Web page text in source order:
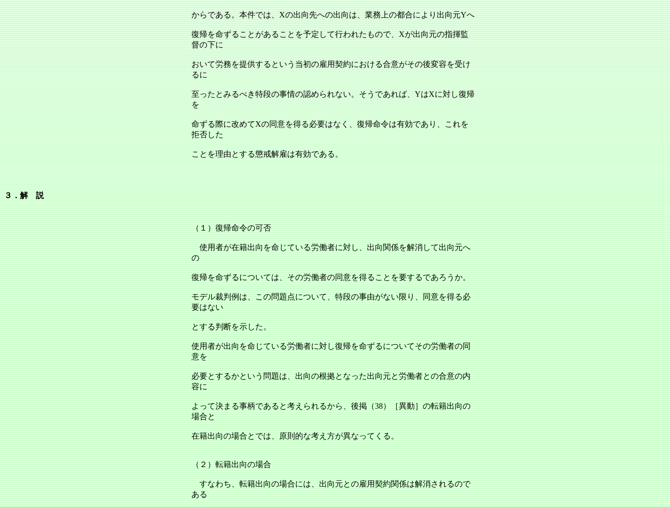
からである。本件では、Xの出向先への出向は、業務上の都合により出向元Yへ
復帰を命ずることがあることを予定して行われたもので、Xが出向元の指揮監
督の下に
おいて労務を提供するという当初の雇用契約における合意がその後変容を受け
るに
至ったとみるべき特段の事情の認められない。そうであれば、YはXに対し復帰
を
命ずる際に改めてXの同意を得る必要はなく、復帰命令は有効であり、これを
拒否した
ことを理由とする懲戒解雇は有効である。
３．解 説
（１）復帰命令の可否
使用者が在籍出向を命じている労働者に対し、出向関係を解消して出向元へ
の
復帰を命ずるについては、その労働者の同意を得ることを要するであろうか。
モデル裁判例は、この問題点について、特段の事由がない限り、同意を得る必
要はない
とする判断を示した。
使用者が出向を命じている労働者に対し復帰を命ずるについてその労働者の同
意を
必要とするかという問題は、出向の根拠となった出向元と労働者との合意の内
容に
よって決まる事柄であると考えられるから、後掲（38）［異動］の転籍出向の
場合と
在籍出向の場合とでは、原則的な考え方が異なってくる。
（２）転籍出向の場合
すなわち、転籍出向の場合には、出向元との雇用契約関係は解消されるので
ある